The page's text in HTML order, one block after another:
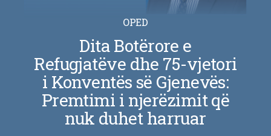
OPED
Dita Botërore e
Refugjatëve dhe 75-vjetori
i Konventës së Gjenevës:
Premtimi i njerëzimit që
nuk duhet harruar